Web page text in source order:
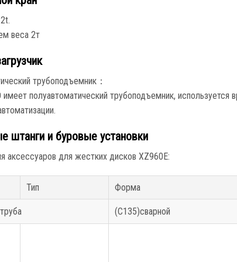
веса 2т
трубоподъемник：
имеет полуавтоматический трубоподъемник,
штанги и буровые установки
аксессуаров для жестких дисков XZ960E:
Тип Форма
(С135)сварной